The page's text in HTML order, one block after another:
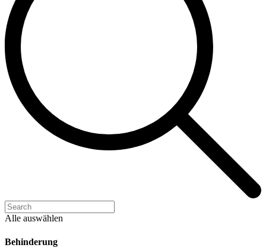
Alle auswählen
Behinderung